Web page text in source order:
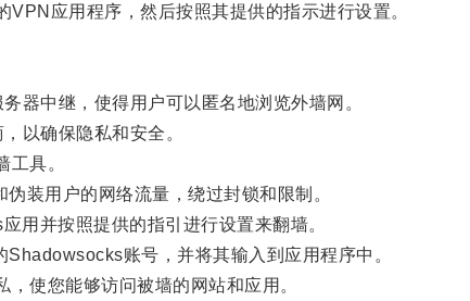
应用程序，然后按照其提供的指示进行设置。
中继，使得用户可以匿名地浏览外墙网。
以确保隐私和安全。
具。
用户的网络流量，绕过封锁和限制。
并按照提供的指引进行设置来翻墙。
账号，并将其输入到应用程序中。
使您能够访问被墙的网站和应用。